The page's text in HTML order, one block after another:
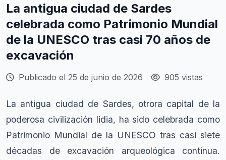
La antigua ciudad de Sardes
celebrada como Patrimonio Mundial
de la UNESCO tras casi 70 años de
excavación
Publicado el 25 de junio de 2026 905 vistas
La antigua ciudad de Sardes, otrora capital de la
poderosa civilización lidia, ha sido celebrada como
Patrimonio Mundial de la UNESCO tras casi siete
décadas de excavación arqueológica continua.